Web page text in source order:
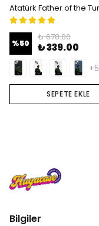
%50
₺ 678.00
₺ 339.00
+5
SEPETE EKLE
Bilgiler